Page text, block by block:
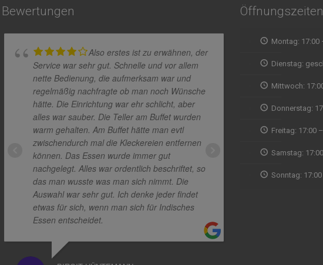
Bewertungen
Also erstes ist zu erwähnen, der
Service war sehr gut. Schnelle und vor allem
nette Bedienung, die aufmerksam war und
regelmäßig nachfragte ob man noch Wünsche
hätte. Die Einrichtung war ehr schlicht, aber
alles war sauber. Die Teller am Buffet wurden
warm gehalten. Am Buffet hätte man evtl
zwischendurch mal die Kleckereien entfernen
können. Das Essen wurde immer gut
nachgelegt. Alles war ordentlich beschriftet, so
das man wusste was man sich nimmt. Die
Auswahl war sehr gut. Ich denke jeder findet
etwas für sich, wenn man sich für Indisches
Essen entscheidet.
indisches Essen
und Ambiente,
empfehlen
Öffnungszeiten
Montag: 17:00
Dienstag:
Mittwoch:
Donnerstag:
Freitag: 17:00
Samstag:
Sonntag: